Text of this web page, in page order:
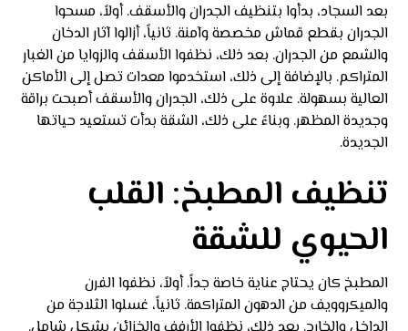
بعد السجاد، بدأوا بتنظيف الجدران والأسقف. أولاً، مسحوا
الجدران بقطع قماش مخصصة وآمنة. ثانياً، أزالوا آثار الدخان
والشمع من الجدران. بعد ذلك، نظفوا الأسقف والزوايا من الغبار
المتراكم. بالإضافة إلى ذلك، استخدموا معدات تصل إلى الأماكن
العالية بسهولة. علاوة على ذلك، الجدران والأسقف أصبحت براقة
وجديدة المظهر. وبناءً على ذلك، الشقة بدأت تستعيد حياتها
الجديدة.
تنظيف المطبخ: القلب
الحيوي للشقة
المطبخ كان يحتاج عناية خاصة جداً. أولاً، نظفوا الفرن
والميكروويف من الدهون المتراكمة. ثانياً، غسلوا الثلاجة من